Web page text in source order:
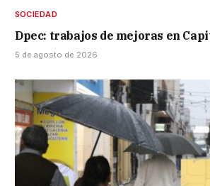
SOCIEDAD
Dpec: trabajos de mejoras en
5 de agosto de 2026